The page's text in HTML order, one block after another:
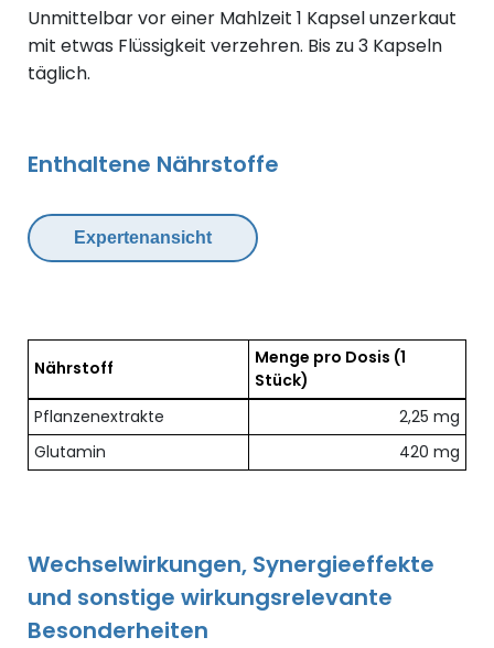
Unmittelbar vor einer Mahlzeit 1 Kapsel unzerkaut
mit etwas Flüssigkeit verzehren. Bis zu 3 Kapseln
täglich.
Enthaltene Nährstoffe
Expertenansicht
Übersicht der enthaltenen Nährstoffe pro Dosis
Nährstoff Menge pro Dosis (1
Stück)
Pflanzenextrakte
2,25 mg
Glutamin
420 mg
Wechselwirkungen, Synergieeffekte
und sonstige wirkungsrelevante
Besonderheiten